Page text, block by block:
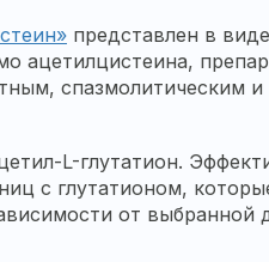
представлен в
ацетилцистеина,
спазмолитическим и
L-глутатион.
с глутатионом,
от выбранной